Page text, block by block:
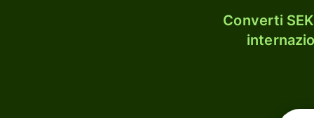
Converti